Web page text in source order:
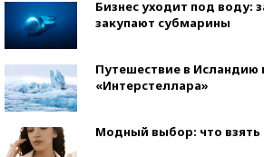
Бизнес уходит под воду:
закупают субмарины
Путешествие в Исландию
«Интерстеллара»
Модный выбор: что взять